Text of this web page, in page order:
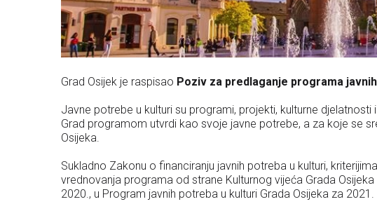
Grad Osijek je raspisao Poziv za predlaganje programa
Javne potrebe u kulturi su programi, projekti, kulturne
Grad programom utvrdi kao svoje javne potrebe, a za koje se
Osijeka.
Sukladno Zakonu o financiranju javnih potreba u kulturi,
vrednovanja programa od strane Kulturnog vijeća Grada
2020., u Program javnih potreba u kulturi Grada Osijeka za 2021.